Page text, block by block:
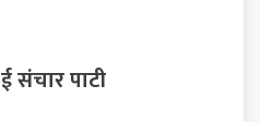
ई संचार पाटी